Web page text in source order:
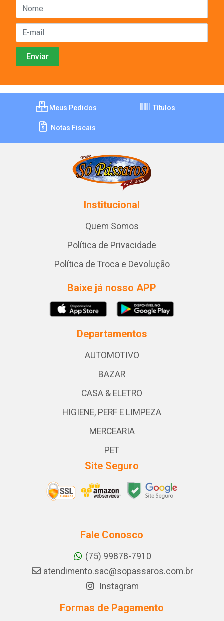
Meus Pedidos Títulos
Notas Fiscais
Institucional
Quem Somos
Política de Privacidade
Política de Troca e Devolução
Baixe já nosso APP
Departamentos
AUTOMOTIVO
BAZAR
CASA & ELETRO
HIGIENE, PERF E LIMPEZA
MERCEARIA
PET
Site Seguro
Fale Conosco
(75) 99878-7910
atendimento.sac@sopassaros.com.br
Instagram
Formas de Pagamento